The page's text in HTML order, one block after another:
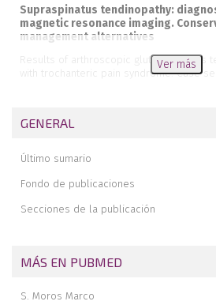
Supraspinatus tendinopathy:
magnetic resonance imaging.
management alternatives
Results of arthroscopic gluteus medius
with trochanteric pain syndrome. Case
Management of triceps surae muscle
start to finish
Inverted cyclops
Ver más
GENERAL
Último sumario
Fondo de publicaciones
Secciones de la publicación
MÁS EN PUBMED
S. Moros Marco